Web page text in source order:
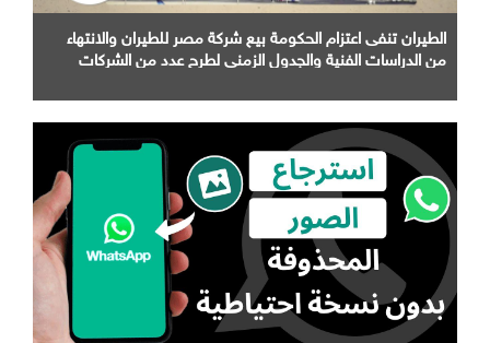
الطيران تنفى اعتزام الحكومة بيع شركة مصر للطيران والانتهاء
من الدراسات الفنية والجدول الزمني لطرح عدد من الشركات